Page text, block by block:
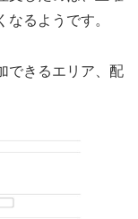
るようです。
できるエリア、配